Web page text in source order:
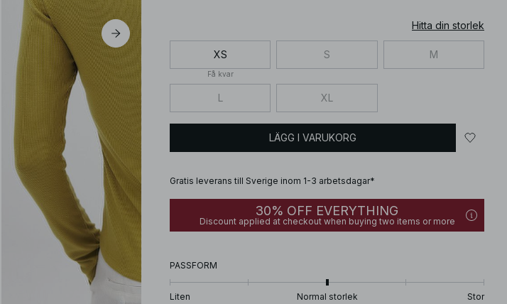
Hitta din storlek
XS
Få kvar
S M
L XL
LÄGG I VARUKORG
Gratis leverans till Sverige inom 1-3 arbetsdagar*
30% OFF EVERYTHING
Discount applied at checkout when buying two items or more
PASSFORM
Liten Normal storlek Stor